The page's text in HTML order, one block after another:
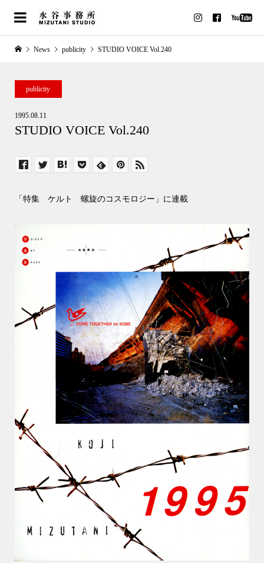
publicity
1995.08.11
STUDIO VOICE Vol.240
News publicity STUDIO VOICE Vol.240
「特集 ケルト 螺旋のコスモロジー」に連載